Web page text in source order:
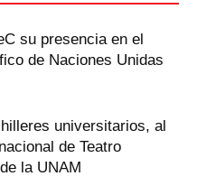
su presencia en el
de Naciones Unidas
universitarios, al
de Teatro
la UNAM